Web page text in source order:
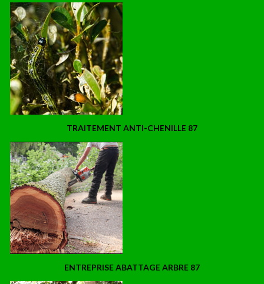
TRAITEMENT ANTI-CHENILLE 87
ENTREPRISE ABATTAGE ARBRE 87